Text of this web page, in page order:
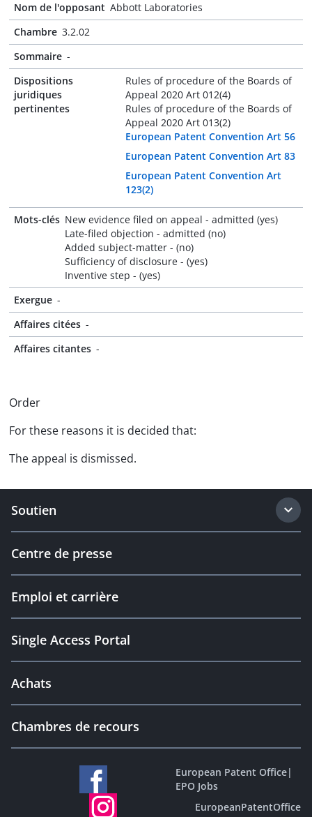
Nom de l'opposant Abbott Laboratories
Chambre 3.2.02
Sommaire -
Dispositions
juridiques
pertinentes
Rules of procedure of the Boards of
Appeal 2020 Art 012(4)
Rules of procedure of the Boards of
Appeal 2020 Art 013(2)
European Patent Convention Art 56
European Patent Convention Art 83
European Patent Convention Art
123(2)
Mots-clés New evidence filed on appeal - admitted (yes)
Late-filed objection - admitted (no)
Added subject-matter - (no)
Sufficiency of disclosure - (yes)
Inventive step - (yes)
Exergue -
Affaires citées -
Affaires citantes -
Order
For these reasons it is decided that:
The appeal is dismissed.
Soutien
Centre de presse
Emploi et carrière
Single Access Portal
Achats
Chambres de recours
European Patent Office|
EPO Jobs
EuropeanPatentOffice